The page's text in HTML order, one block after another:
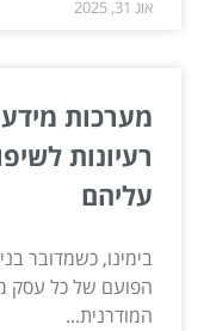
אוג 31, 2025
מערכות מידע
רעיונות
עליהם
בימינו, כשמדובר
הפועם של כל עסק
המודרנית...